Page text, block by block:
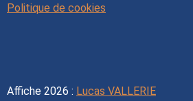
Politique de cookies
Affiche 2026 : Lucas VALLERIE